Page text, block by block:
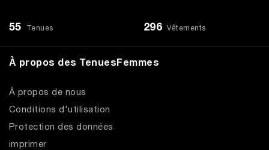
55 Tenues 296 Vêtements
À propos des TenuesFemmes
À propos de nous
Conditions d'utilisation
Protection des données
imprimer